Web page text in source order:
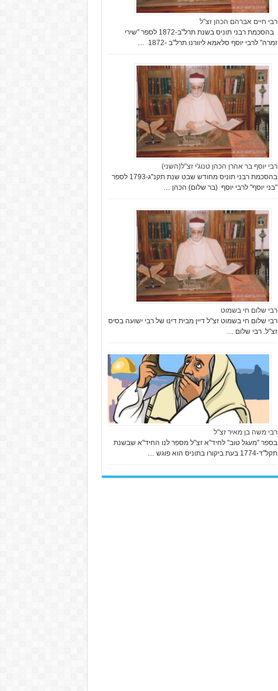
רבי חיים אברהם הכהן זצ"ל
בהסכמת רבני תוניס בשנת תרל"ב-1872 לספר "שירי
זמרה" לרבי יוסף סלאמא ליוורנו תרל"ב -1872 …
רבי יוסף בר אהרן הכהן טנוג'י זצ"ל(השני)
בהסכמת רבני תוניס מחודש שבט שנת תקנ"ג-1793 לספר
"בני יוסף" לרבי יוסף (בר שלום) הכהן …
רבי שלום חי בשמוט
רבי שלום חי בשמוט זצ"ל דיין מבית דינו של רבי ישועה בסיס
זצ"ל. רבי שלום …
רבי משה בן מאיר זצ"ל
בספר "מעגל טוב" לחיד"א זצ"ל מספר לנו החיד"א שבשנת
תקל"ד-1774 בעת ביקורו בתוניס הוא פוגש …